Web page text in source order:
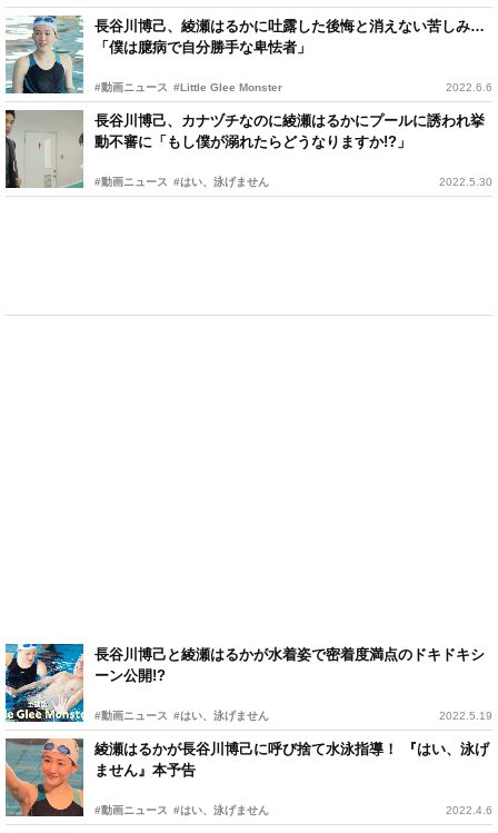
長谷川博己、綾瀬はるかに吐露した後悔と消えない苦しみ…
「僕は臆病で自分勝手な卑怯者」
#動画ニュース #Little Glee Monster 2022.6.6
長谷川博己、カナヅチなのに綾瀬はるかにプールに誘われ挙
動不審に「もし僕が溺れたらどうなりますか!?」
#動画ニュース #はい、泳げません 2022.5.30
長谷川博己と綾瀬はるかが水着姿で密着度満点のドキドキシ
ーン公開!?
#動画ニュース #はい、泳げません 2022.5.19
綾瀬はるかが長谷川博己に呼び捨て水泳指導！ 『はい、泳げ
ません』本予告
#動画ニュース #はい、泳げません 2022.4.6